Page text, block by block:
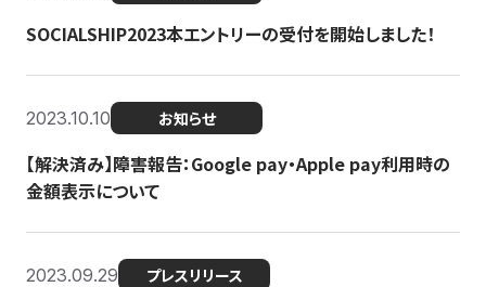
SOCIALSHIP2023本エントリーの受付を開始しました！
2023.10.10 お知らせ
【解決済み】障害報告：Google pay・Apple pay利用時の
金額表示について
2023.09.29 プレスリリース